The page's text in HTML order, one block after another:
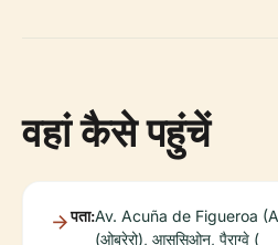
वहां कैसे पहुंचें
पता:Av. Acuña de Figueroa
(ओब्रेरो), आसुसिओन, पैराग्वे (